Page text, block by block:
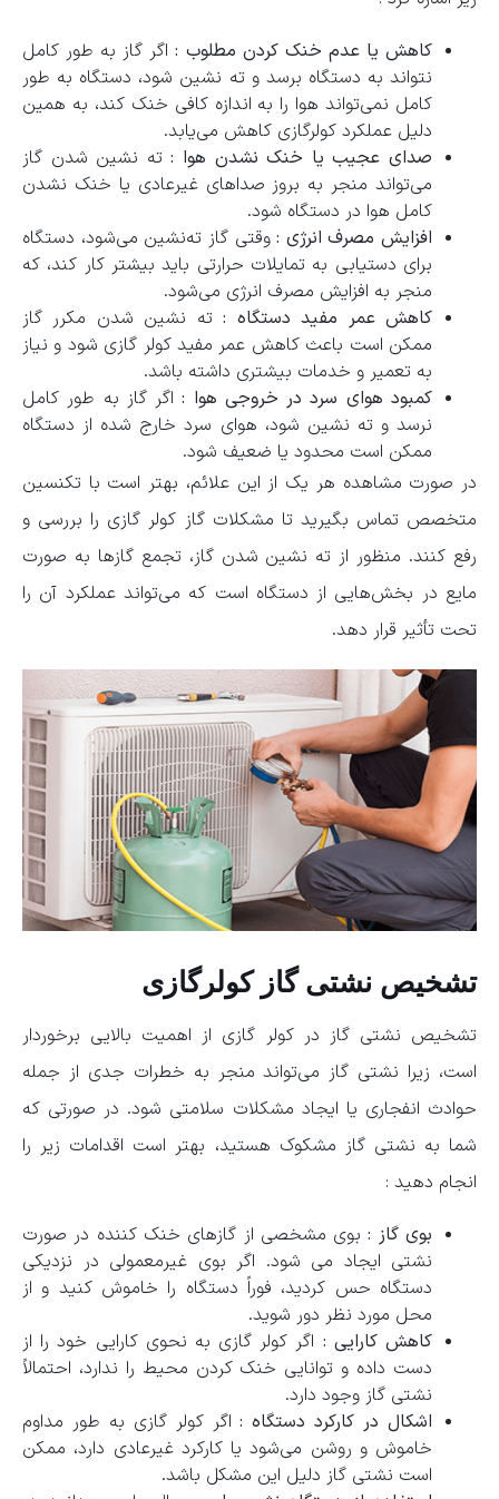
کاهش یا عدم خنک کردن مطلوب :اگر گاز به طور کامل
نتواند به دستگاه برسد و ته ‌نشین شود، دستگاه به طور
کامل نمی‌تواند هوا را به اندازه کافی خنک کند، به همین
دلیل عملکرد کولرگازی کاهش می‌یابد.
صدای عجیب یا خنک نشدن هوا :ته‌ نشین شدن گاز
می‌تواند منجر به بروز صداهای غیرعادی یا خنک نشدن
کامل هوا در دستگاه شود.
افزایش مصرف انرژی :وقتی گاز ته‌نشین می‌شود، دستگاه
برای دستیابی به تمایلات حرارتی باید بیشتر کار کند، که
منجر به افزایش مصرف انرژی می‌شود.
کاهش عمر مفید دستگاه :ته‌ نشین شدن مکرر گاز
ممکن است باعث کاهش عمر مفید کولر گازی شود و نیاز
به تعمیر و خدمات بیشتری داشته باشد.
کمبود هوای سرد در خروجی هوا :اگر گاز به طور کامل
نرسد و ته ‌نشین شود، هوای سرد خارج شده از دستگاه
ممکن است محدود یا ضعیف شود.
در صورت مشاهده هر یک از این علائم، بهتر است با تکنسین
متخصص تماس بگیرید تا مشکلات گاز کولر گازی را بررسی و
رفع کنند. منظور از ته نشین شدن گاز، تجمع گازها به صورت
مایع در بخش‌هایی از دستگاه است که می‌تواند عملکرد آن را
تحت تأثیر قرار دهد.
تشخیص نشتی گاز کولرگازی
تشخیص نشتی گاز در کولر گازی از اهمیت بالایی برخوردار
است، زیرا نشتی گاز می‌تواند منجر به خطرات جدی از جمله
حوادث انفجاری یا ایجاد مشکلات سلامتی شود. در صورتی که
شما به نشتی گاز مشکوک هستید، بهتر است اقدامات زیر را
انجام دهید :
بوی گاز :بوی مشخصی از گازهای خنک ‌کننده در صورت
نشتی ایجاد می‌ شود. اگر بوی غیرمعمولی در نزدیکی
دستگاه حس کردید، فوراً دستگاه را خاموش کنید و از
محل مورد نظر دور شوید.
کاهش کارایی : اگر کولر گازی به نحوی کارایی خود را از
دست داده و توانایی خنک کردن محیط را ندارد، احتمالاً
نشتی گاز وجود دارد.
اشکال در کارکرد دستگاه :اگر کولر گازی به طور مداوم
خاموش و روشن می‌شود یا کارکرد غیرعادی دارد، ممکن
است نشتی گاز دلیل این مشکل باشد.